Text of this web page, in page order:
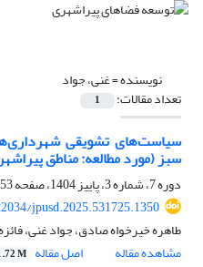
نویسنده =غنی، جواد
تعداد مقالات: 1
سیاست‌های تشویقی
سبز (مورد مطالعه: مناطق
دوره 7، شماره 3، پاییز 1404، صفحه
178
jpusd.2025.531725.1350
طاهره خیرخواه صادق، جواد غنی،
مشاهده مقاله
اصل مقاله M